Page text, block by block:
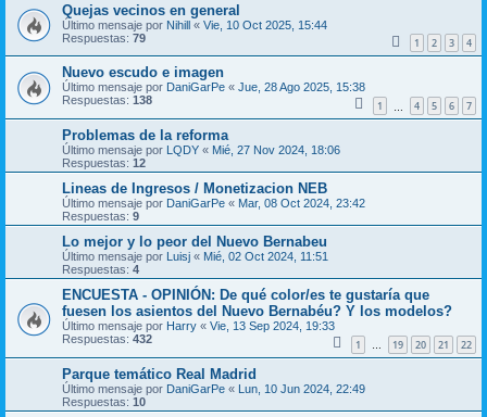
Quejas vecinos en general
Último mensaje por Nihill « Vie, 10 Oct 2025, 15:44
Respuestas: 79 1 2 3 4
Nuevo escudo e imagen
Último mensaje por DaniGarPe « Jue, 28 Ago 2025, 15:38
Respuestas: 138 1 4 5 6 7
Problemas de la reforma
Último mensaje por LQDY « Mié, 27 Nov 2024, 18:06
Respuestas: 12
Lineas de Ingresos / Monetizacion NEB
Último mensaje por DaniGarPe « Mar, 08 Oct 2024, 23:42
Respuestas: 9
Lo mejor y lo peor del Nuevo Bernabeu
Último mensaje por Luisj « Mié, 02 Oct 2024, 11:51
Respuestas: 4
ENCUESTA - OPINIÓN: De qué color/es te gustaría que
fuesen los asientos del Nuevo Bernabéu? Y los modelos?
Último mensaje por Harry « Vie, 13 Sep 2024, 19:33
Respuestas: 432 1 … 19 20 21 22
Parque temático Real Madrid
Último mensaje por DaniGarPe « Lun, 10 Jun 2024, 22:49
Respuestas: 10